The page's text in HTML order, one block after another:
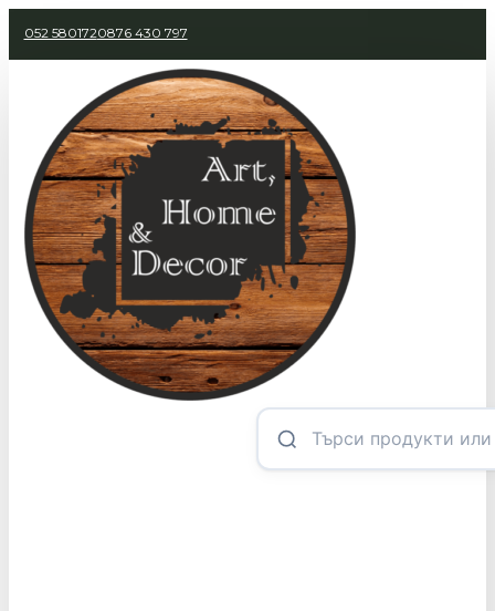
052 5801720876 430 797